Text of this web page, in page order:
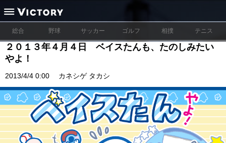
総合 野球 サッカー ゴルフ 相撲 テニス
２０１３年４月４日 ベイスたんも、たのしみたい
やよ！
2013/4/4 0:00 カネシゲ タカシ